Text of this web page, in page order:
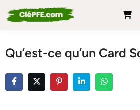
to
Qu’est-ce qu’un Card